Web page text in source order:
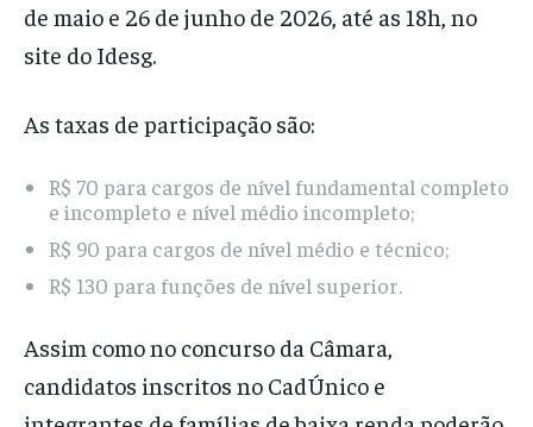
de maio e 26 de junho de 2026, até as 18h, no
site do Idesg.
As taxas de participação são:
R$ 70 para cargos de nível fundamental completo
e incompleto e nível médio incompleto;
R$ 90 para cargos de nível médio e técnico;
R$ 130 para funções de nível superior.
Assim como no concurso da Câmara,
candidatos inscritos no CadÚnico e